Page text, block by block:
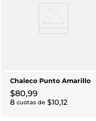
Chaleco Punto Amarillo
$80,99
8 cuotas de $10,12